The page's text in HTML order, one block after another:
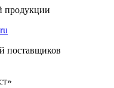
продукции
поставщиков